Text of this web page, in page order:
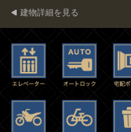
建物詳細を見る